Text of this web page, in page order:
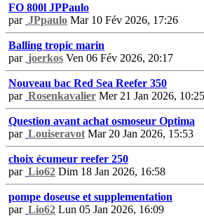
FO 800l JPPaulo
par JPpaulo Mar 10 Fév 2026, 17:26
Balling tropic marin
par joerkos Ven 06 Fév 2026, 20:17
Nouveau bac Red Sea Reefer 350
par Rosenkavalier Mer 21 Jan 2026, 10:25
Question avant achat osmoseur Optima
par Louiseravot Mar 20 Jan 2026, 15:53
choix écumeur reefer 250
par Lio62 Dim 18 Jan 2026, 16:58
pompe doseuse et supplementation
par Lio62 Lun 05 Jan 2026, 16:09